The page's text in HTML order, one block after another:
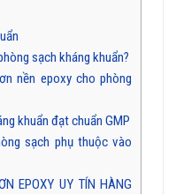
sạch kháng khuẩn?
nền epoxy cho phòng
khuẩn đạt chuẩn GMP
sạch phụ thuộc vào
EPOXY UY TÍN HÀNG